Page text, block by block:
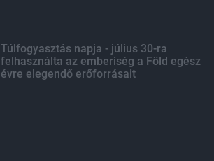
Túlfogyasztás napja - július 30-ra
felhasználta az emberiség a Föld egész
évre elegendő erőforrásait